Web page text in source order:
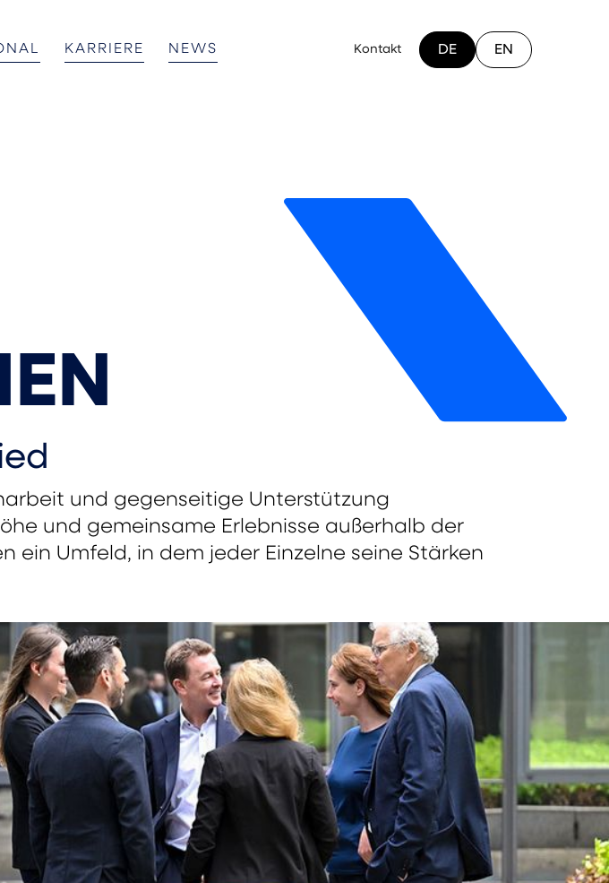
KARRIERE NEWS Kontakt DE EN
und gegenseitige Unterstützung
und gemeinsame Erlebnisse außerhalb der
Umfeld, in dem jeder Einzelne seine Stärken